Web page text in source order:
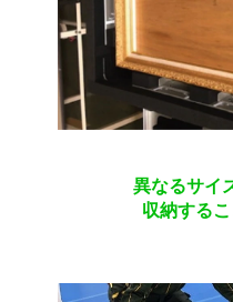
異なるサイ
収納するこ